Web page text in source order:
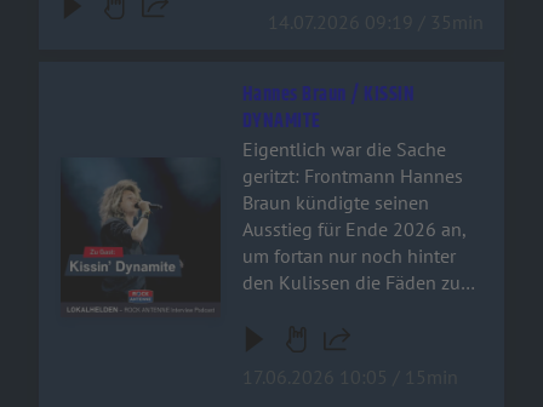
der „Dr. Dead“ der deutschen Metal-Szene zu
Audiotitel - Hannes Braun / KISSIN DYNAMITE
Hannes Braun / KISSIN
DYNAMITE
Eigentlich war die Sache
geritzt: Frontmann Hannes
Braun kündigte seinen
Ausstieg für Ende 2026 an,
um fortan nur noch hinter
den Kulissen die Fäden zu
hundertfache Wunsch der